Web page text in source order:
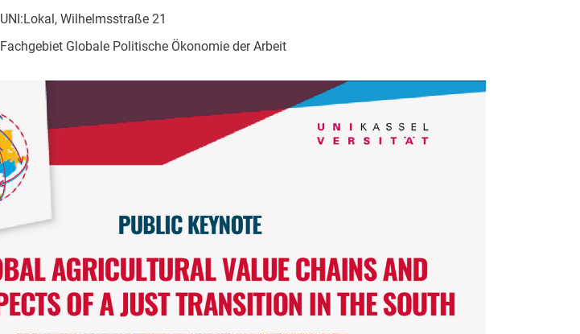
UNI:Lokal, Wilhelmsstraße 21
Fachgebiet Globale Politische Ökonomie der Arbeit